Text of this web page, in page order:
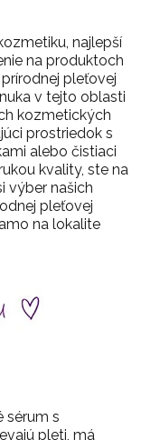
najlepší
na produktoch
pleťovej
v tejto oblasti
kozmetických
prostriedok s
alebo čistiaci
kvality, ste na
výber našich
pleťovej
na lokalite
sérum s
pleti, má